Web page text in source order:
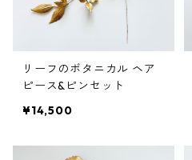
リーフのボタニカル ヘア
ピース&ピンセット
¥14,500